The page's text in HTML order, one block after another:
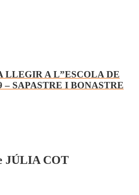
LLEGIR A L”ESCOLA DE
– SAPASTRE I BONASTRE
JÚLIA COT